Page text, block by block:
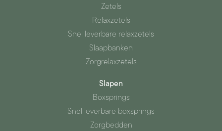
Zetels
Relaxzetels
Snel leverbare relaxzetels
Slaapbanken
Zorgrelaxzetels
Slapen
Boxsprings
Snel leverbare boxsprings
Zorgbedden